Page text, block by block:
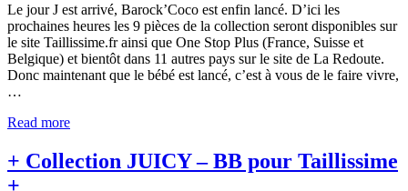
Le jour J est arrivé, Barock’Coco est enfin lancé. D’ici les
prochaines heures les 9 pièces de la collection seront disponibles sur
le site Taillissime.fr ainsi que One Stop Plus (France, Suisse et
Belgique) et bientôt dans 11 autres pays sur le site de La Redoute.
Donc maintenant que le bébé est lancé, c’est à vous de le faire vivre,
…
Read more
+ Collection JUICY – BB pour Taillissime
+